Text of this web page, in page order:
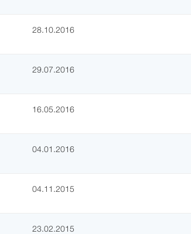
28.10.2016
29.07.2016
16.05.2016
04.01.2016
04.11.2015
23.02.2015